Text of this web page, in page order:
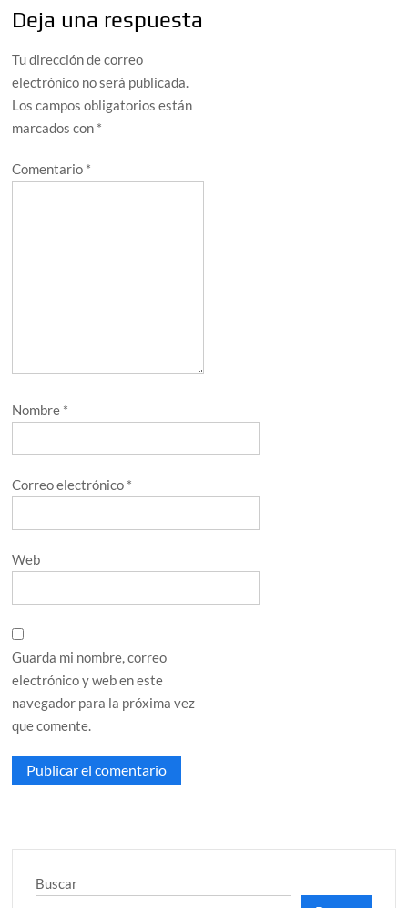
Deja una respuesta
Tu dirección de correo
electrónico no será publicada.
Los campos obligatorios están
marcados con *
Comentario *
Nombre *
Correo electrónico *
Web
Guarda mi nombre, correo
electrónico y web en este
navegador para la próxima vez
que comente.
Buscar